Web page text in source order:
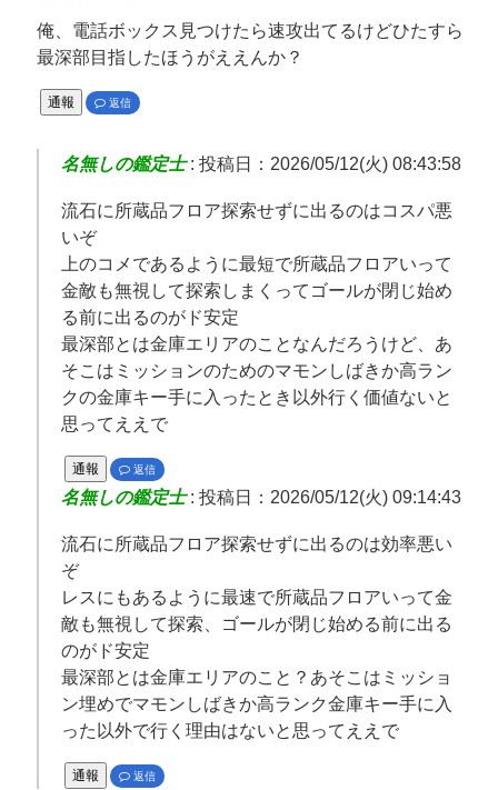
俺、電話ボックス見つけたら速攻出てるけどひたすら
最深部目指したほうがええんか？
通報 返信
名無しの鑑定士: 投稿日：2026/05/12(火) 08:43:58
流石に所蔵品フロア探索せずに出るのはコスパ悪
いぞ
上のコメであるように最短で所蔵品フロアいって
金敵も無視して探索しまくってゴールが閉じ始め
る前に出るのがド安定
最深部とは金庫エリアのことなんだろうけど、あ
そこはミッションのためのマモンしばきか高ラン
クの金庫キー手に入ったとき以外行く価値ないと
思ってええで
通報 返信
名無しの鑑定士: 投稿日：2026/05/12(火) 09:14:43
流石に所蔵品フロア探索せずに出るのは効率悪い
ぞ
レスにもあるように最速で所蔵品フロアいって金
敵も無視して探索、ゴールが閉じ始める前に出る
のがド安定
最深部とは金庫エリアのこと？あそこはミッショ
ン埋めでマモンしばきか高ランク金庫キー手に入
った以外で行く理由はないと思ってええで
通報 返信